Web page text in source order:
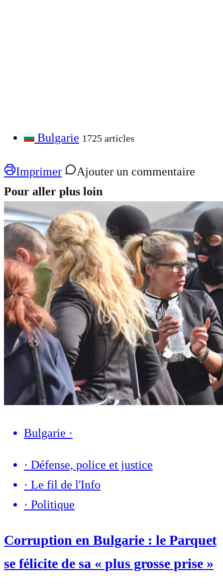
Bulgarie 1725 articles
Imprimer
Ajouter un commentaire
Pour aller plus loin
Bulgarie ·
· Défense, police et justice
· Le fil de l'Info
· Politique
Corruption en Bulgarie : le Parquet
se félicite de sa « plus grosse prise »